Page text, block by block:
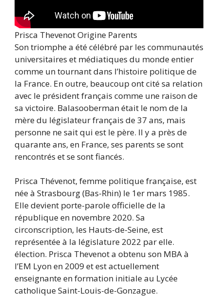
Prisca Thevenot Origine Parents
Son triomphe a été célébré par les communautés
universitaires et médiatiques du monde entier
comme un tournant dans l’histoire politique de
la France. En outre, beaucoup ont cité sa relation
avec le président français comme une raison de
sa victoire. Balasooberman était le nom de la
mère du législateur français de 37 ans, mais
personne ne sait qui est le père. Il y a près de
quarante ans, en France, ses parents se sont
rencontrés et se sont fiancés.
Prisca Thévenot, femme politique française, est
née à Strasbourg (Bas-Rhin) le 1er mars 1985.
Elle devient porte-parole officielle de la
république en novembre 2020. Sa
circonscription, les Hauts-de-Seine, est
représentée à la législature 2022 par elle.
élection. Prisca Thevenot a obtenu son MBA à
l’EM Lyon en 2009 et est actuellement
enseignante en formation initiale au Lycée
catholique Saint-Louis-de-Gonzague.